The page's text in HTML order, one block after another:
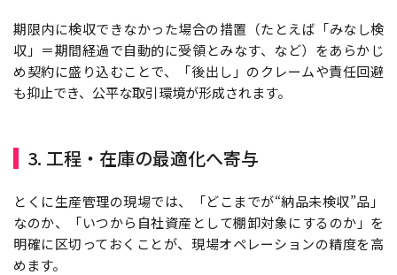
期限内に検収できなかった場合の措置（たとえば「みなし検
収」＝期間経過で自動的に受領とみなす、など）をあらかじ
め契約に盛り込むことで、「後出し」のクレームや責任回避
も抑止でき、公平な取引環境が形成されます。
3. 工程・在庫の最適化へ寄与
とくに生産管理の現場では、「どこまでが“納品未検収”品」
なのか、「いつから自社資産として棚卸対象にするのか」を
明確に区切っておくことが、現場オペレーションの精度を高
めます。